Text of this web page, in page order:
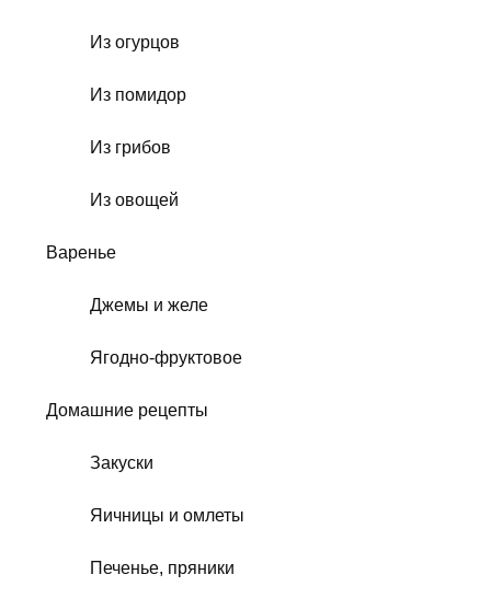
Из огурцов
Из помидор
Из грибов
Из овощей
Варенье
Джемы и желе
Ягодно-фруктовое
Домашние рецепты
Закуски
Яичницы и омлеты
Печенье, пряники